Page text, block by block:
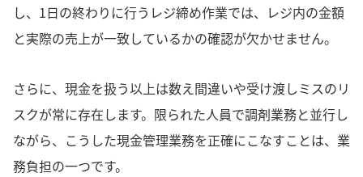
し、1日の終わりに行うレジ締め作業では、レジ内の金額
と実際の売上が一致しているかの確認が欠かせません。
さらに、現金を扱う以上は数え間違いや受け渡しミスのリ
スクが常に存在します。限られた人員で調剤業務と並行し
ながら、こうした現金管理業務を正確にこなすことは、業
務負担の一つです。